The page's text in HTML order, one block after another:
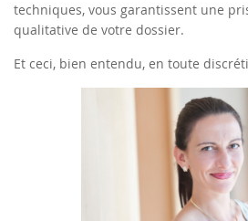
techniques, vous garantissent une
qualitative de votre dossier.
Et ceci, bien entendu, en toute